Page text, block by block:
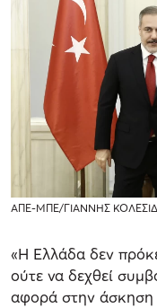
ΑΠΕ-ΜΠΕ/ΓΙΑΝΝΗΣ
«Η Ελλάδα δεν
ούτε να δεχθεί
αφορά στην άσκηση